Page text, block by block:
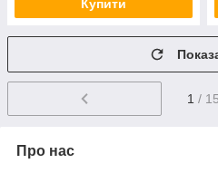
Купити
1 / 15
Про нас